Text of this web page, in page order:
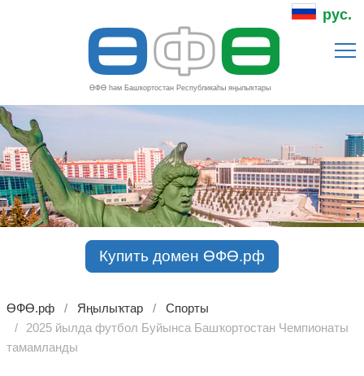
рус.
ӨФӨ
ӨФӨ һәм Башҡортостан Республикаһы яңылыҡтары
Купить домен ӨФӨ.рф
ӨФӨ.рф Яңылыҡтар
Спорты
2025 йылда футбол Буйынса Башҡортостан Чемпионаты
тамамланды